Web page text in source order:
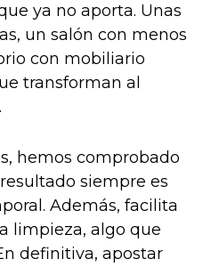
ya no aporta. Unas
un salón con menos
con mobiliario
transforman al
hemos comprobado
siempre es
Además, facilita
limpieza, algo que
definitiva, apostar